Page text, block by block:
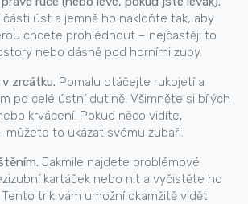
části úst a jemně ho nakloňte tak, aby
chcete prohlédnout – nejčastěji to
nebo dásně pod horními zuby.
zrcátku. Pomalu otáčejte rukojetí a
po celé ústní dutině. Všimněte si bílých
krvácení. Pokud něco vidíte,
můžete to ukázat svému zubaři.
Jakmile najdete problémové
kartáček nebo nit a vyčistěte ho
trik vám umožní okamžitě vidět